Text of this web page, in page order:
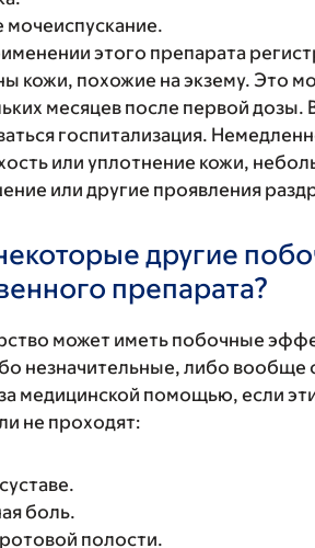
мочеиспускание.
этого препарата
кожи, похожие на экзему. Это
месяцев после первой дозы.
госпитализация.
или уплотнение кожи,
или другие проявления
другие
препарата?
может иметь побочные
незначительные, либо вообще
медицинской помощью, если
не проходят:
боль.
полости.